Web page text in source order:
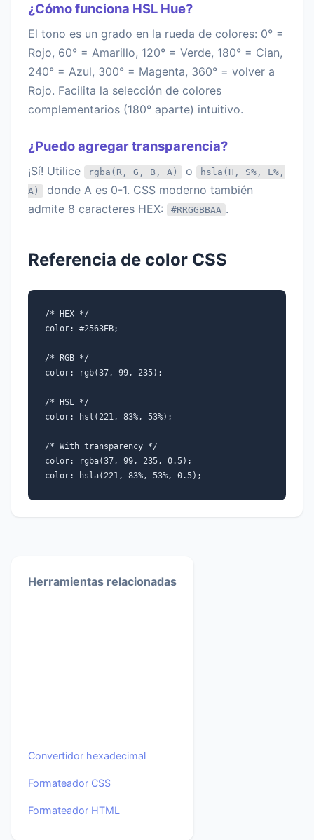
¿Cómo funciona HSL Hue?
El tono es un grado en la rueda de colores: 0° =
Rojo, 60° = Amarillo, 120° = Verde, 180° = Cian,
240° = Azul, 300° = Magenta, 360° = volver a
Rojo. Facilita la selección de colores
complementarios (180° aparte) intuitivo.
¿Puedo agregar transparencia?
¡Sí! Utilice rgba(R, G, B, A) o
hsla(H, S%, L%,
A)
donde A es 0-1. CSS moderno también
admite 8 caracteres HEX:
#RRGGBBAA .
Referencia de color CSS
/* HEX */
color: #2563EB;
/* RGB */
color: rgb(37, 99, 235);
/* HSL */
color: hsl(221, 83%, 53%);
/* With transparency */
color: rgba(37, 99, 235, 0.5);
color: hsla(221, 83%, 53%, 0.5);
Herramientas relacionadas
Convertidor hexadecimal
Formateador CSS
Formateador HTML